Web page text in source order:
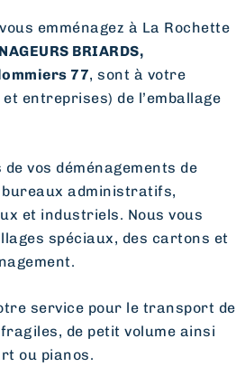
emménagez à La Rochette
BRIARDS,
77, sont à votre
entreprises) de l’emballage
vos déménagements de
administratifs,
et industriels. Nous vous
spéciaux, des cartons et
service pour le transport de
de petit volume ainsi
ou pianos.